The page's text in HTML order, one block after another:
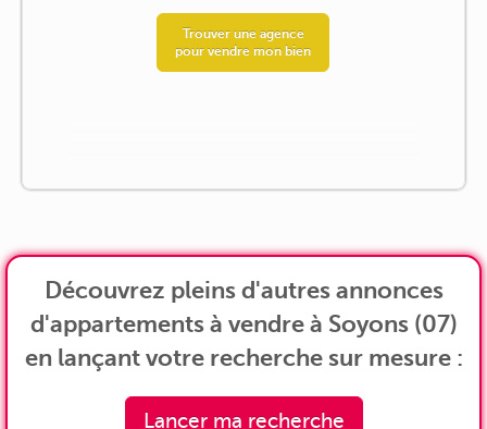
Trouver une agence
pour vendre mon bien
Découvrez pleins d'autres annonces
d'appartements à vendre à Soyons (07)
en lançant votre recherche sur mesure :
Lancer ma recherche